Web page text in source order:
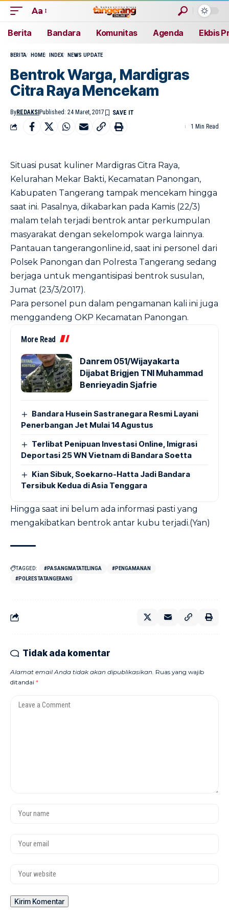
Aa
Berita Bandara Komunitas Agenda Ekbis
BERITA HOME INDEX NEWS UPDATE
Bentrok Warga, Mardigras
Citra Raya Mencekam
ByREDAKSI Published: 24 Maret, 2017
1 Min Read
Situasi pusat kuliner Mardigras Citra Raya,
Kelurahan Mekar Bakti, Kecamatan Panongan,
Kabupaten Tangerang tampak mencekam hingga
saat ini. Pasalnya, dikabarkan pada Kamis (22/3)
malam telah terjadi bentrok antar perkumpulan
masyarakat dengan sekelompok warga lainnya.
Pantauan tangerangonline.id , saat ini personel dari
Polsek Panongan dan Polresta Tangerang sedang
berjaga untuk mengantisipasi bentrok susulan,
Jumat (23/3/2017).
Para personel pun dalam pengamanan kali ini juga
menggandeng OKP Kecamatan Panongan.
More Read
Danrem 051/Wijayakarta
Dijabat Brigjen TNI Muhammad
Benrieyadin Sjafrie
Bandara Husein Sastranegara Resmi Layani
Penerbangan Jet Mulai 14 Agustus
Terlibat Penipuan Investasi Online, Imigrasi
Deportasi 25 WN Vietnam di Bandara Soetta
Kian Sibuk, Soekarno-Hatta Jadi Bandara
Tersibuk Kedua di Asia Tenggara
Hingga saat ini belum ada informasi pasti yang
mengakibatkan bentrok antar kubu terjadi.(Yan)
TAGGED: #PASANGMATATELINGA
#PENGAMANAN
#POLRESTATANGERANG
Tidak ada komentar
Alamat email Anda tidak akan dipublikasikan. Ruas yang wajib
ditandai *